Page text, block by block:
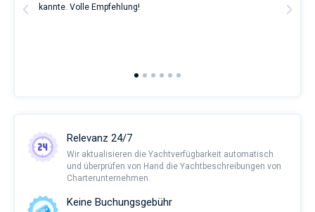
kannte. Volle Empfehlung!
Relevanz 24/7
Wir aktualisieren die Yachtverfügbarkeit automatisch
und überprüfen von Hand die Yachtbeschreibungen von
Charterunternehmen.
Keine Buchungsgebühr